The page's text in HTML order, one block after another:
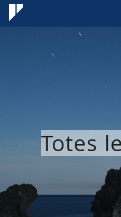
Totes